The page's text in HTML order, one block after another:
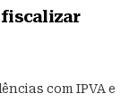
fiscalizar
com IPVA e